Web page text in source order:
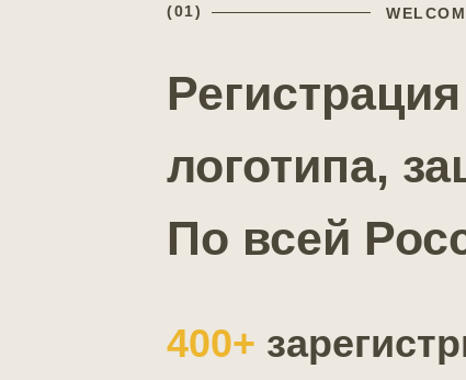
логотипа,
По всей
400+
(01)